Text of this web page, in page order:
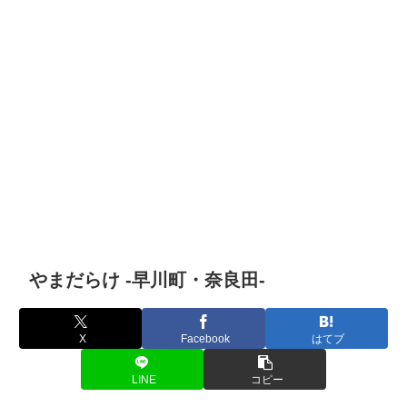
やまだらけ -早川町・奈良田-
X Facebook はてブ
LINE コピー